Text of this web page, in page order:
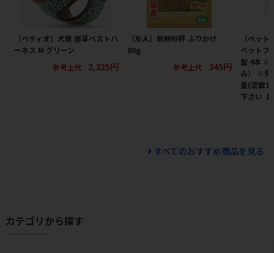
［ペティオ］犬雅 唐草ベストハ
ーネス M グリーン
参考上代
2,325円
［友人］新鮮砂肝 ふりかけ
80g
参考上代
345円
［ペッ
ペットプ
型 4本 ※
み） ※発
量(混載
下さい【
すべてのおすすめ商品を見る
カテゴリから探す